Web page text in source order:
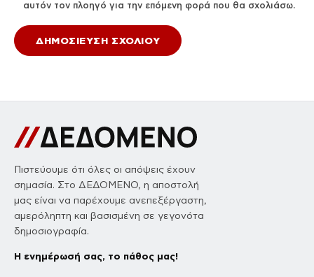
αυτόν τον πλοηγό για την επόμενη φορά που θα σχολιάσω.
Πιστεύουμε ότι όλες οι απόψεις έχουν
σημασία. Στο ΔΕΔΟΜΕΝΟ, η αποστολή
μας είναι να παρέχουμε ανεπεξέργαστη,
αμερόληπτη και βασισμένη σε γεγονότα
δημοσιογραφία.
Η ενημέρωσή σας, το πάθος μας!